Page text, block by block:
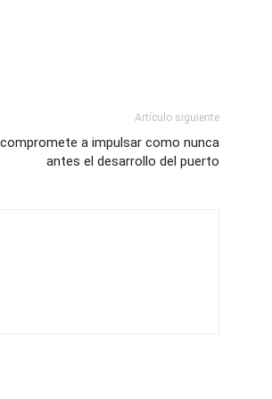
Artículo siguiente
a impulsar como nunca
antes el desarrollo del puerto